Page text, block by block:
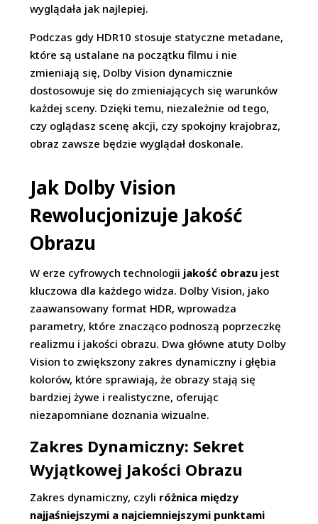
wyglądała jak najlepiej.
Podczas gdy HDR10 stosuje statyczne metadane,
które są ustalane na początku filmu i nie
zmieniają się, Dolby Vision dynamicznie
dostosowuje się do zmieniających się warunków
każdej sceny. Dzięki temu, niezależnie od tego,
czy oglądasz scenę akcji, czy spokojny krajobraz,
obraz zawsze będzie wyglądał doskonale.
Jak Dolby Vision
Rewolucjonizuje Jakość
Obrazu
W erze cyfrowych technologii jakość obrazu jest
kluczowa dla każdego widza. Dolby Vision, jako
zaawansowany format HDR, wprowadza
parametry, które znacząco podnoszą poprzeczkę
realizmu i jakości obrazu. Dwa główne atuty Dolby
Vision to zwiększony zakres dynamiczny i głębia
kolorów, które sprawiają, że obrazy stają się
bardziej żywe i realistyczne, oferując
niezapomniane doznania wizualne.
Zakres Dynamiczny: Sekret
Wyjątkowej Jakości Obrazu
Zakres dynamiczny, czyli różnica między
najjaśniejszymi a najciemniejszymi punktami